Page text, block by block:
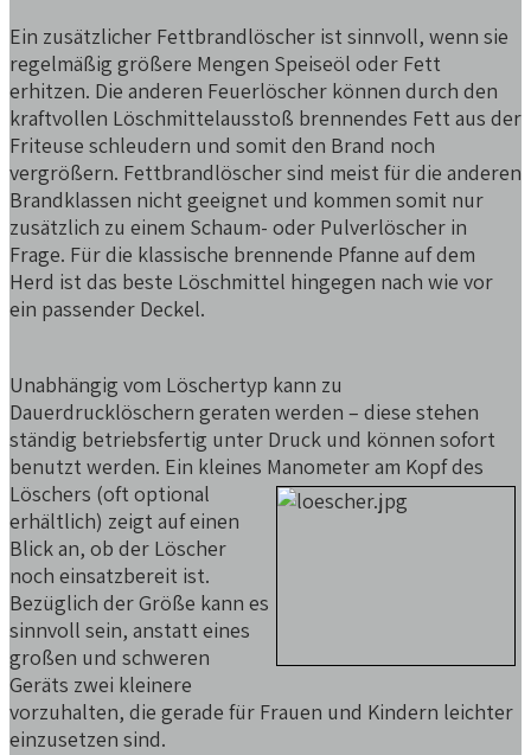
Ein zusätzlicher Fettbrandlöscher ist sinnvoll, wenn sie
regelmäßig größere Mengen Speiseöl oder Fett
erhitzen. Die anderen Feuerlöscher können durch den
kraftvollen Löschmittelausstoß brennendes Fett aus der
Friteuse schleudern und somit den Brand noch
vergrößern. Fettbrandlöscher sind meist für die anderen
Brandklassen nicht geeignet und kommen somit nur
zusätzlich zu einem Schaum- oder Pulverlöscher in
Frage. Für die klassische brennende Pfanne auf dem
Herd ist das beste Löschmittel hingegen nach wie vor
ein passender Deckel.
Unabhängig vom Löschertyp kann zu
Dauerdrucklöschern geraten werden – diese stehen
ständig betriebsfertig unter Druck und können sofort
benutzt werden. Ein kleines Manometeram Kopf des
Löschers (oft optional
erhältlich) zeigt auf einen
Blick an, ob der Löscher
noch einsatzbereit ist.
Bezüglich der Größe kann es
sinnvoll sein, anstatt eines
großen und schweren
Geräts zwei kleinere
vorzuhalten, die gerade für Frauen und Kindern leichter
einzusetzen sind.